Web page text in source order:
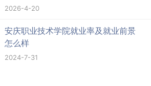
2026-4-20
安庆职业技术学院就业率及就业前景
怎么样
2024-7-31